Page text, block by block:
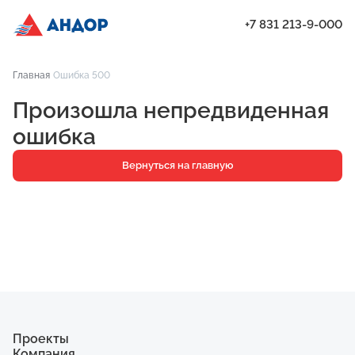
Проекты
Квартиры
Паркинг
Кладовые
+7 831 213-9-000
Главная Ошибка 500
Произошла непредвиденная
ошибка
Вернуться на главную
Проекты